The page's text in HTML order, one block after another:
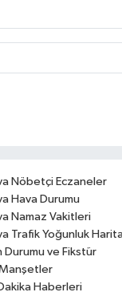
Nöbetçi Eczaneler
Hava Durumu
Namaz Vakitleri
Trafik Yoğunluk
Durumu ve Fikstür
Haberleri